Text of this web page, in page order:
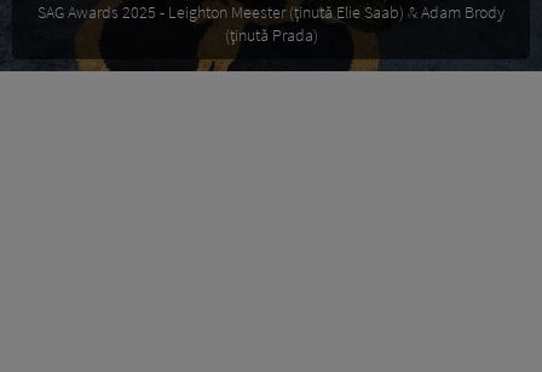
SAG Awards 2025 - Leighton Meester (ținută Elie Saab) & Adam Brody
(ținută Prada)